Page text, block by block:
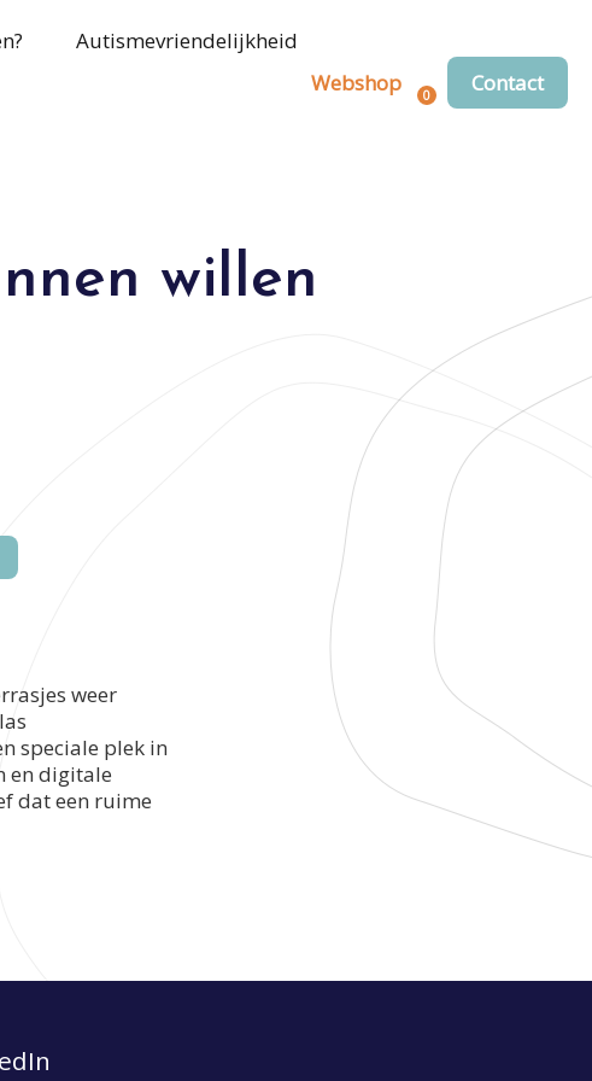
Autismevriendelijkheid
Webshop
0
Contact
willen
weer
speciale plek in
en digitale
dat een ruime